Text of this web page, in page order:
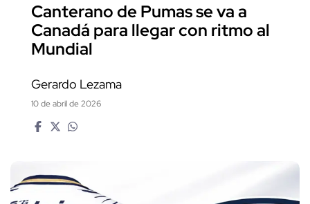
Canterano de Pumas se va a
Canadá para llegar con ritmo al
Mundial
Gerardo Lezama
10 de abril de 2026